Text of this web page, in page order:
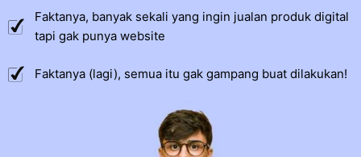
Faktanya, banyak sekali yang ingin jualan produk digital
tapi gak punya website
Faktanya (lagi), semua itu gak gampang buat dilakukan!